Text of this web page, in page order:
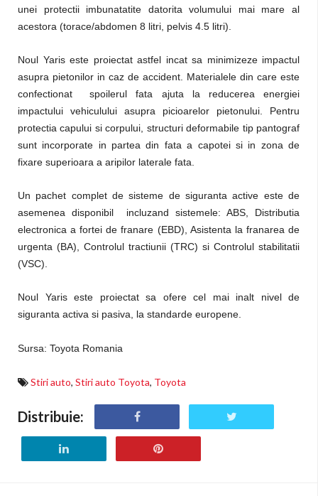
unei protectii imbunatatite datorita volumului mai mare al
acestora (torace/abdomen 8 litri, pelvis 4.5 litri).
Noul Yaris este proiectat astfel incat sa minimizeze impactul
asupra pietonilor in caz de accident. Materialele din care este
confectionat spoilerul fata ajuta la reducerea energiei
impactului vehiculului asupra picioarelor pietonului. Pentru
protectia capului si corpului, structuri deformabile tip pantograf
sunt incorporate in partea din fata a capotei si in zona de
fixare superioara a aripilor laterale fata.
Un pachet complet de sisteme de siguranta active este de
asemenea disponibil incluzand sistemele: ABS, Distributia
electronica a fortei de franare (EBD), Asistenta la franarea de
urgenta (BA), Controlul tractiunii (TRC) si Controlul stabilitatii
(VSC).
Noul Yaris este proiectat sa ofere cel mai inalt nivel de
siguranta activa si pasiva, la standarde europene.
Sursa: Toyota Romania
Stiri auto, Stiri auto Toyota, Toyota
Distribuie: